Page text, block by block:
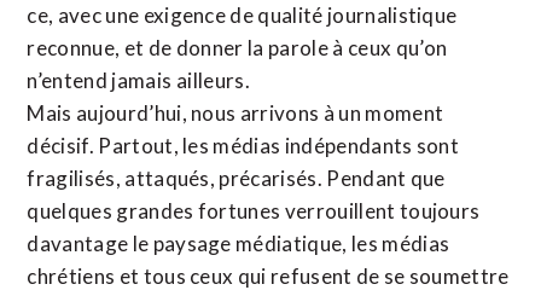
ce, avec une exigence de qualité journalistique
reconnue, et de donner la parole à ceux qu’on
n’entend jamais ailleurs.
Mais aujourd’hui, nous arrivons à un moment
décisif. Partout, les médias indépendants sont
fragilisés, attaqués, précarisés. Pendant que
quelques grandes fortunes verrouillent toujours
davantage le paysage médiatique, les médias
chrétiens et tous ceux qui refusent de se soumettre